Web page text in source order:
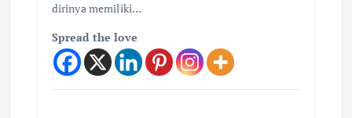
dirinya memiliki…
Spread the love